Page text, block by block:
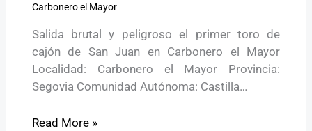
Carbonero el Mayor
Salida brutal y peligroso el primer toro de
cajón de San Juan en Carbonero el Mayor
Localidad: Carbonero el Mayor Provincia:
Segovia Comunidad Autónoma: Castilla…
Read More »